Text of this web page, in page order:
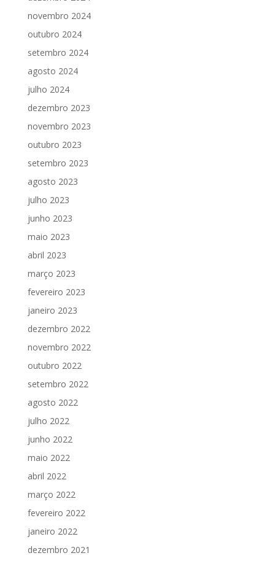
novembro 2024
outubro 2024
setembro 2024
agosto 2024
julho 2024
dezembro 2023
novembro 2023
outubro 2023
setembro 2023
agosto 2023
julho 2023
junho 2023
maio 2023
abril 2023
março 2023
fevereiro 2023
janeiro 2023
dezembro 2022
novembro 2022
outubro 2022
setembro 2022
agosto 2022
julho 2022
junho 2022
maio 2022
abril 2022
março 2022
fevereiro 2022
janeiro 2022
dezembro 2021